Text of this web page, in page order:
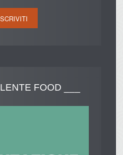
FOOD ___